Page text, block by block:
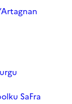
SaFra